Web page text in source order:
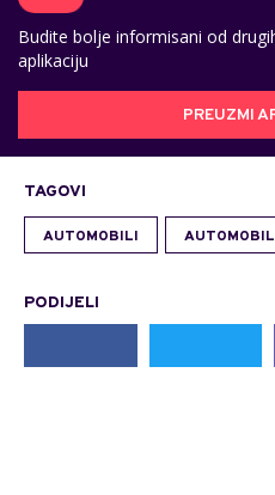
Budite bolje informisani od
aplikaciju
PREUZMI
TAGOVI
AUTOMOBILI AUTOMOBIL
PODIJELI